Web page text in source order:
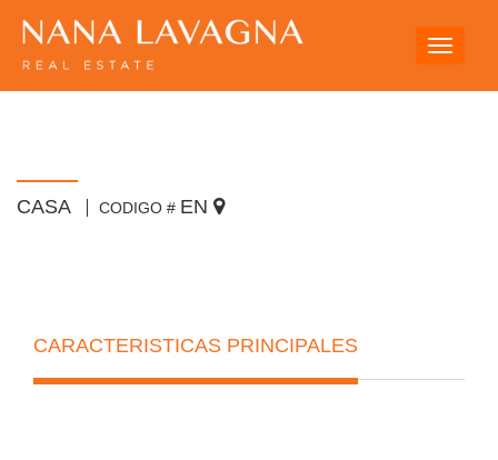
Toggle
CASA CODIGO # EN
CARACTERISTICAS PRINCIPALES